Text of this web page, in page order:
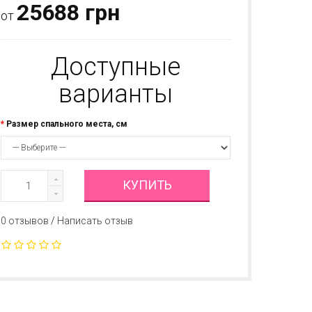
от 25688 грн
Доступные
варианты
Размер спального места, см
КУПИТЬ
0 отзывов / Написать отзыв